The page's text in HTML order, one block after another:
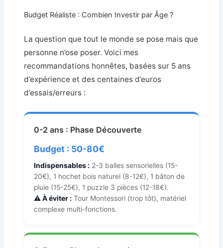
Budget Réaliste : Combien Investir par Âge ?
La question que tout le monde se pose mais que
personne n’ose poser. Voici mes
recommandations honnêtes, basées sur 5 ans
d’expérience et des centaines d’euros
d’essais/erreurs :
0-2 ans : Phase Découverte
Budget : 50-80€
Indispensables :2-3 balles sensorielles (15-
20€), 1 hochet bois naturel (8-12€), 1 bâton de
pluie (15-25€), 1 puzzle 3 pièces (12-18€).
⚠️ À éviter :Tour Montessori (trop tôt), matériel
complexe multi-fonctions.